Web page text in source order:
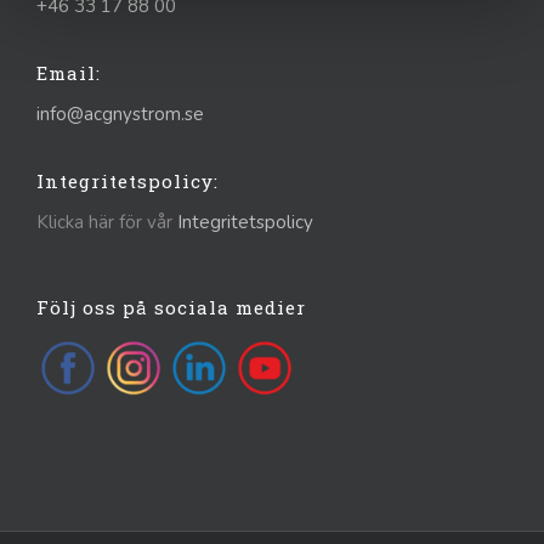
+46 33 17 88 00
Email:
info@acgnystrom.se
Integritetspolicy:
Klicka här för vår Integritetspolicy
Följ oss på sociala medier